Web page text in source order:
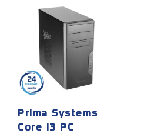
Prima Systems
Core i3 PC
meerdere
variaties.
optie
worden